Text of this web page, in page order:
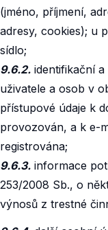
(jméno, příjmení,
adresy, cookies); u
sídlo;
9.6.2. identifikační
uživatele a osob v
přístupové údaje k
provozován, a k e-
registrována;
9.6.3. informace
253/2008 Sb., o
výnosů z trestné